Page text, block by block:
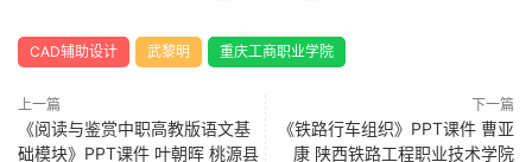
CAD辅助设计 武黎明 重庆工商职业学院
上一篇
《阅读与鉴赏中职高教版语文基
础模块》PPT课件 叶朝晖 桃源县
下一篇
《铁路行车组织》PPT课件 曹亚
康 陕西铁路工程职业技术学院